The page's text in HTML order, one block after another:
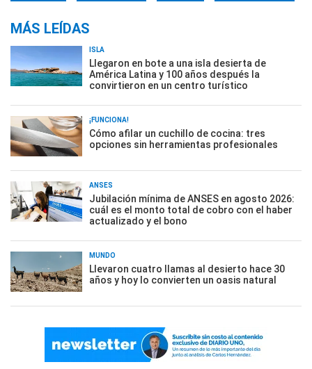
MÁS LEÍDAS
ISLA
Llegaron en bote a una isla desierta de
América Latina y 100 años después la
convirtieron en un centro turístico
¡FUNCIONA!
Cómo afilar un cuchillo de cocina: tres
opciones sin herramientas profesionales
ANSES
Jubilación mínima de ANSES en agosto 2026:
cuál es el monto total de cobro con el haber
actualizado y el bono
MUNDO
Llevaron cuatro llamas al desierto hace 30
años y hoy lo convierten un oasis natural